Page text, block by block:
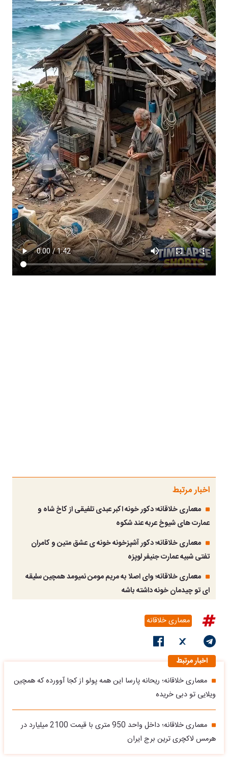
اخبار مرتبط
معماری خلاقانه؛ دکور خونه اکبر عبدی تلفیقی از کاخ شاه و
عمارت های شیوخ عربه عند شکوه
معماری خلاقانه؛ دکور آشپزخونه خونه ی عشق متین و کامران
تفتی شبیه عمارت جنیفر لوپزه
معماری خلاقانه؛ وای اصلا به مریم مومن نمیومد همچین سلیقه
ای تو چیدمان خونه داشته باشه
معماری خلاقانه
اخبار مرتبط
معماری خلاقانه؛ ریحانه پارسا این همه پولو از کجا آوورده که همچین
ویلایی تو دبی خریده
معماری خلاقانه؛ داخل واحد 950 متری با قیمت 2100 میلیارد در
هرمس لاکچری ترین برج ایران